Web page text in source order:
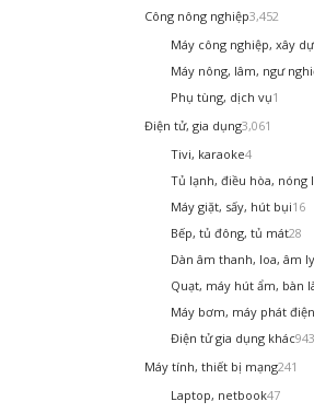
Công nông nghiệp3,452
Máy công nghiệp, xây
Máy nông, lâm, ngư
Phụ tùng, dịch vụ1
Điện tử, gia dụng3,061
Tivi, karaoke4
Tủ lạnh, điều hòa, nóng
Máy giặt, sấy, hút bụi16
Bếp, tủ đông, tủ mát28
Dàn âm thanh, loa, âm ly
Quạt, máy hút ẩm, bàn
Máy bơm, máy phát điện
Điện tử gia dụng khác943
Máy tính, thiết bị mạng241
Laptop, netbook47